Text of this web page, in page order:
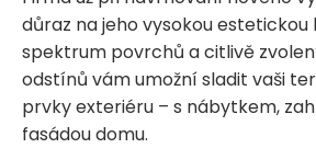
důraz na jeho vysokou estetickou
spektrum povrchů a citlivě
odstínů vám umožní sladit vaši
prvky exteriéru – s nábytkem,
fasádou domu.